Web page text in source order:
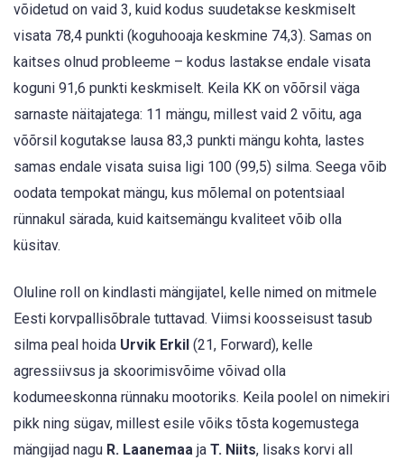
võidetud on vaid 3, kuid kodus suudetakse keskmiselt
visata 78,4 punkti (koguhooaja keskmine 74,3). Samas on
kaitses olnud probleeme – kodus lastakse endale visata
koguni 91,6 punkti keskmiselt. Keila KK on võõrsil väga
sarnaste näitajatega: 11 mängu, millest vaid 2 võitu, aga
võõrsil kogutakse lausa 83,3 punkti mängu kohta, lastes
samas endale visata suisa ligi 100 (99,5) silma. Seega võib
oodata tempokat mängu, kus mõlemal on potentsiaal
rünnakul särada, kuid kaitsemängu kvaliteet võib olla
küsitav.
Oluline roll on kindlasti mängijatel, kelle nimed on mitmele
Eesti korvpallisõbrale tuttavad. Viimsi koosseisust tasub
silma peal hoida Urvik Erkil (21, Forward), kelle
agressiivsus ja skoorimisvõime võivad olla
kodumeeskonna rünnaku mootoriks. Keila poolel on nimekiri
pikk ning sügav, millest esile võiks tõsta kogemustega
mängijad nagu R. Laanemaa ja T. Niits, lisaks korvi all